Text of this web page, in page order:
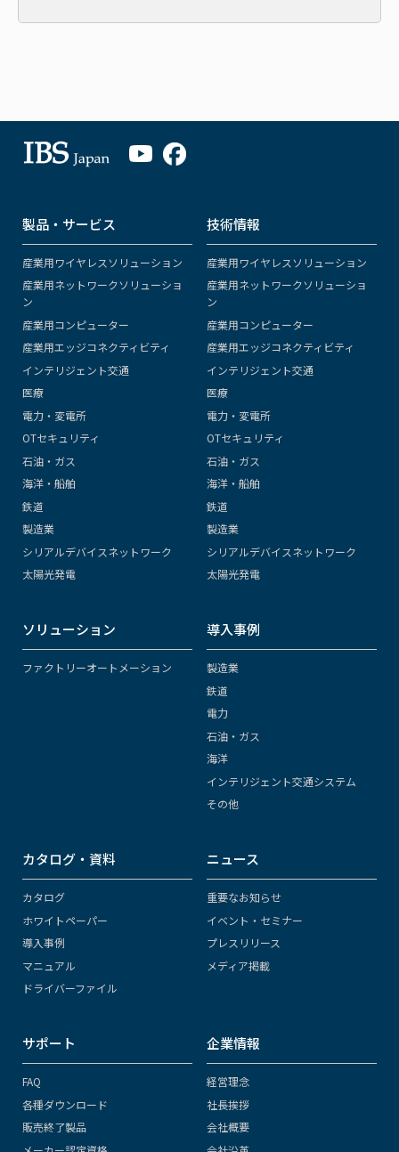
製品・サービス
産業用ワイヤレスソリューション
産業用ネットワークソリューショ
ン
産業用コンピューター
産業用エッジコネクティビティ
インテリジェント交通
医療
電力・変電所
OTセキュリティ
石油・ガス
海洋・船舶
鉄道
製造業
シリアルデバイスネットワーク
太陽光発電
技術情報
産業用ワイヤレスソリューション
産業用ネットワークソリューショ
ン
産業用コンピューター
産業用エッジコネクティビティ
インテリジェント交通
医療
電力・変電所
OTセキュリティ
石油・ガス
海洋・船舶
鉄道
製造業
シリアルデバイスネットワーク
太陽光発電
ソリューション
ファクトリーオートメーション
導入事例
製造業
鉄道
電力
石油・ガス
海洋
インテリジェント交通システム
その他
カタログ・資料
カタログ
ホワイトペーパー
導入事例
マニュアル
ドライバーファイル
ニュース
重要なお知らせ
イベント・セミナー
プレスリリース
メディア掲載
サポート
FAQ
各種ダウンロード
販売終了製品
企業情報
経営理念
社長挨拶
会社概要